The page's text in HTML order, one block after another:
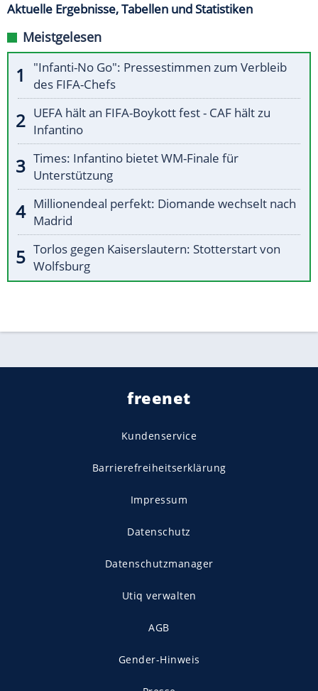
Aktuelle Ergebnisse, Tabellen und Statistiken
Meistgelesen
"Infanti-No Go": Pressestimmen zum Verbleib
des FIFA-Chefs
UEFA hält an FIFA-Boykott fest - CAF hält zu
Infantino
Times: Infantino bietet WM-Finale für
Unterstützung
Millionendeal perfekt: Diomande wechselt nach
Madrid
Torlos gegen Kaiserslautern: Stotterstart von
Wolfsburg
freenet
Kundenservice
Barrierefreiheitserklärung
Impressum
Datenschutz
Datenschutzmanager
Utiq verwalten
AGB
Gender-Hinweis